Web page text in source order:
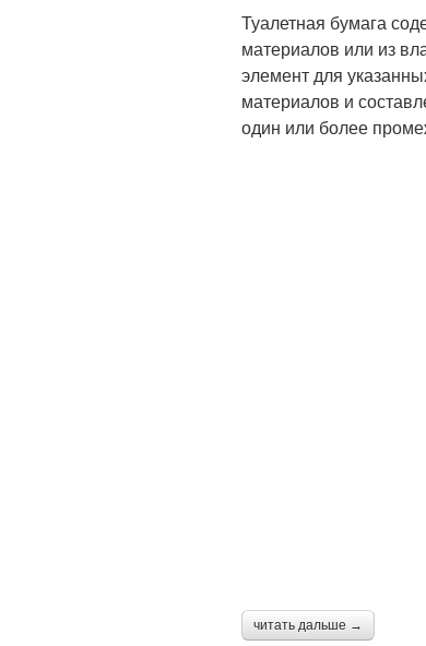
Туалетная бумага
материалов или из
элемент для
материалов и
один или более
читать дальше →